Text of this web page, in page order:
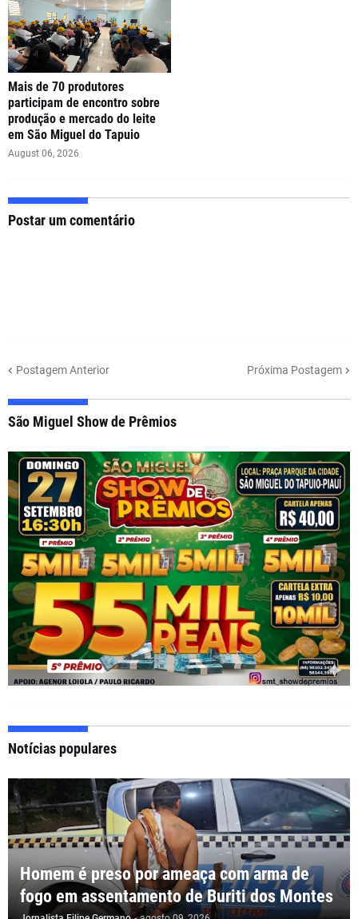
Mais de 70 produtores
participam de encontro sobre
produção e mercado do leite
em São Miguel do Tapuio
August 06, 2026
Postar um comentário
Postagem Anterior Próxima Postagem
São Miguel Show de Prêmios
Notícias populares
Homem é preso por ameaça com arma de
fogo em assentamento de Buriti dos Montes